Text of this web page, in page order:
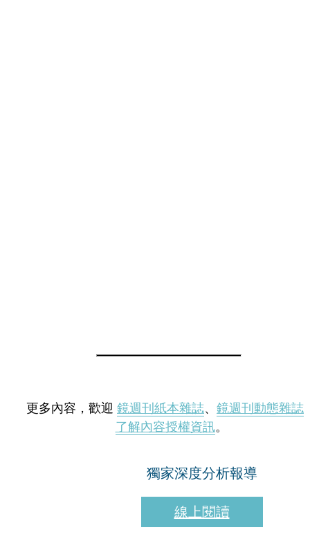
更多內容，歡迎 鏡週刊紙本雜誌、 鏡週刊動態雜誌
了解內容授權資訊。
獨家深度分析報導
線上閱讀